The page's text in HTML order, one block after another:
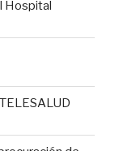
Hospital